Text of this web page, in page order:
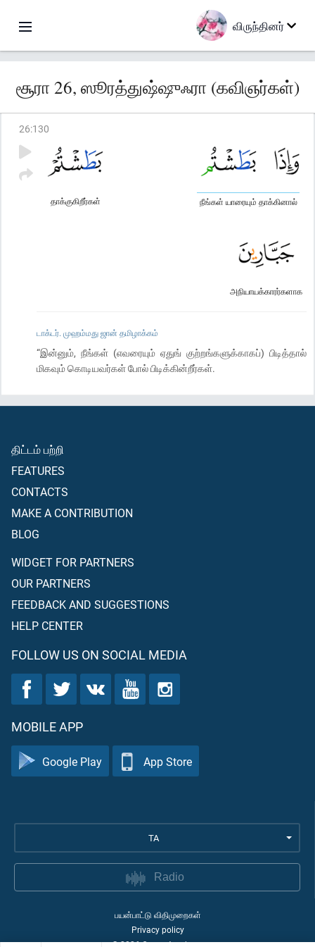
விருந்தினர்
சூரா 26, ஸூரத்துஷ்ஷுஃரா (கவிஞர்கள்)
26:130
நீங்கள் யாரையும் தாக்கினால்
தாக்குகிறீர்கள்
அநியாயக்காரர்களாக
டாக்டர். முஹம்மது ஜான் தமிழாக்கம்
“இன்னும், நீங்கள் (எவரையும் ஏதுங் குற்றங்களுக்காகப்) பிடித்தால்
மிகவும் கொடியவர்கள் போல் பிடிக்கின்றீர்கள்.
திட்டம் பற்றி
FEATURES
CONTACTS
MAKE A CONTRIBUTION
BLOG
WIDGET FOR PARTNERS
OUR PARTNERS
FEEDBACK AND SUGGESTIONS
HELP CENTER
FOLLOW US ON SOCIAL MEDIA
MOBILE APP
Google Play App Store
TA
Radio
பயன்பாட்டு விதிமுறைகள்
Privacy policy
©2026Quran Academy